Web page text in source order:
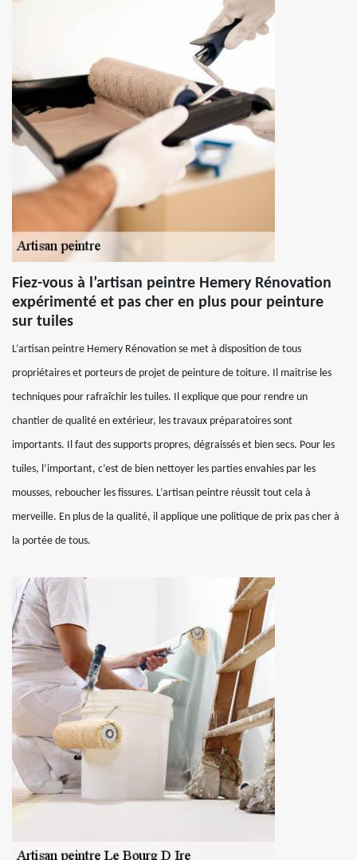
Fiez-vous à l’artisan peintre Hemery Rénovation
expérimenté et pas cher en plus pour peinture
sur tuiles
L’artisan peintre Hemery Rénovation se met à disposition de tous
propriétaires et porteurs de projet de peinture de toiture. Il maitrise les
techniques pour rafraîchir les tuiles. Il explique que pour rendre un
chantier de qualité en extérieur, les travaux préparatoires sont
importants. Il faut des supports propres, dégraissés et bien secs. Pour les
tuiles, l’important, c’est de bien nettoyer les parties envahies par les
mousses, reboucher les fissures. L’artisan peintre réussit tout cela à
merveille. En plus de la qualité, il applique une politique de prix pas cher à
la portée de tous.